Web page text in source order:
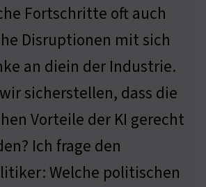
Fortschritte oft auch
Disruptionen mit sich
an diein der Industrie.
sicherstellen, dass die
Vorteile der KI gerecht
Ich frage den
Welche politischen